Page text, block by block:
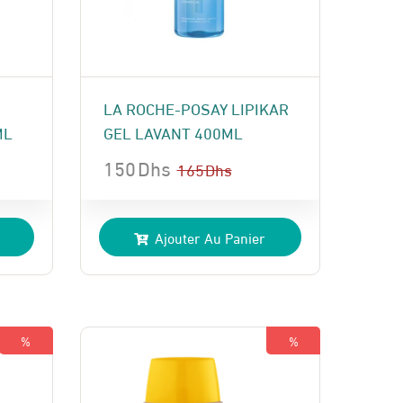
LA ROCHE-POSAY LIPIKAR
GEL LAVANT 400ML
165Dhs
prix
initial
était :
150Dhs
prix
actuel
est :
Ajouter Au Panier
% %